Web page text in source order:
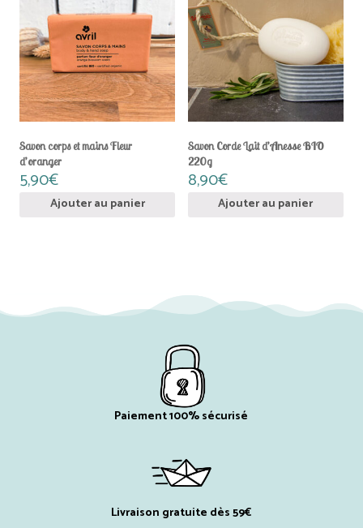
Savon corps et mains Fleur
d’oranger
5,90€
Ajouter au panier
Savon Corde Lait d’Anesse BIO
220g
8,90€
Ajouter au panier
Paiement 100% sécurisé
Livraison gratuite dès 59€